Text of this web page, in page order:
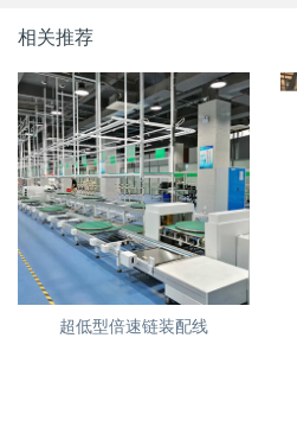
相关推荐
超低型倍速链装配线